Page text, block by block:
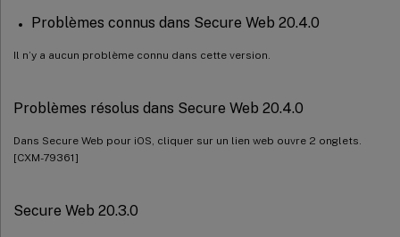
Problèmes connus dans Secure Web 20.4.0
Il n’y a aucun problème connu dans cette version.
Problèmes résolus dans Secure Web 20.4.0
Dans Secure Web pour iOS, cliquer sur un lien web ouvre 2 onglets.
[CXM-79361]
Secure Web 20.3.0